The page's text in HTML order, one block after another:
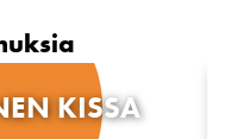
KISSA